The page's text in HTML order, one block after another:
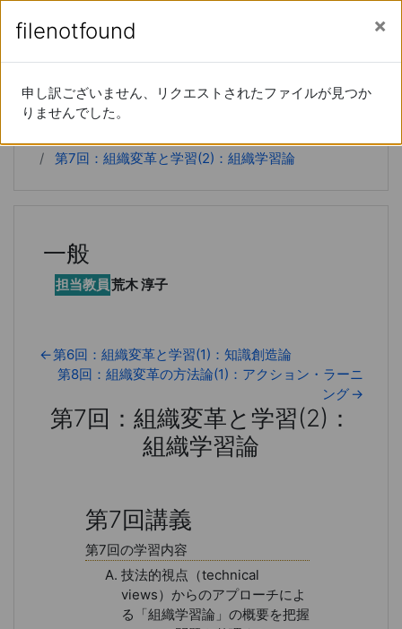
サイドパネル
あなたは現在ゲストアクセスを利用しています (ロ
グイン )
経営学特論
第7回：組織変革と学習(2)：組織学習論
一般
担当教員荒木 淳子
←第6回：組織変革と学習(1)：知識創造論
第8回：組織変革の方法論(1)：アクション・ラーニ
ング →
第7回：組織変革と学習(2)：
組織学習論
第7回講義
第7回の学習内容
技法的視点（technical
views）からのアプローチによ
る「組織学習論」の概要を把握
filenotfound
申し訳ございません、リクエストされたファイルが見つか
りませんでした。
filenotfound
申し訳ございません、リクエストされたファイルが見つか
りませんでした。